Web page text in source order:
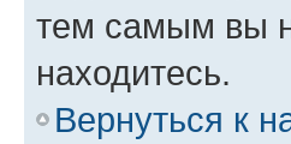
тем самым вы
находитесь.
Вернуться к